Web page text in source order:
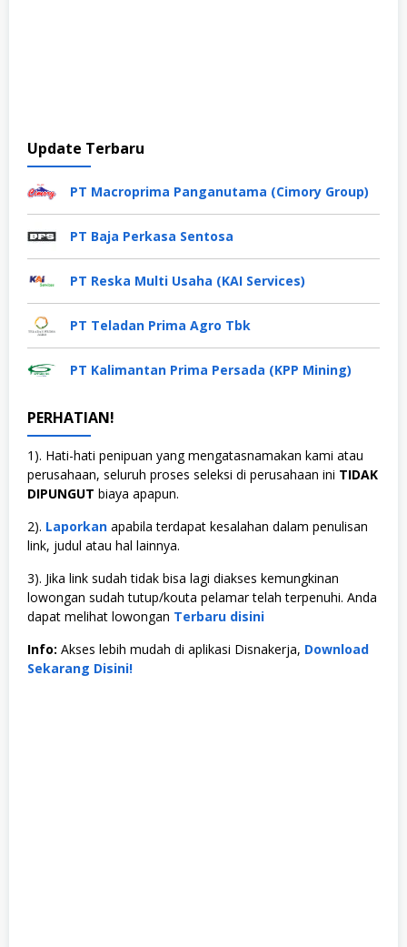
Update Terbaru
PT Macroprima Panganutama (Cimory Group)
PT Baja Perkasa Sentosa
PT Reska Multi Usaha (KAI Services)
PT Teladan Prima Agro Tbk
PT Kalimantan Prima Persada (KPP Mining)
PERHATIAN!
1). Hati-hati penipuan yang mengatasnamakan kami atau
perusahaan, seluruh proses seleksi di perusahaan ini TIDAK
DIPUNGUT biaya apapun.
2). Laporkan apabila terdapat kesalahan dalam penulisan
link, judul atau hal lainnya.
3). Jika link sudah tidak bisa lagi diakses kemungkinan
lowongan sudah tutup/kouta pelamar telah terpenuhi. Anda
dapat melihat lowongan Terbaru disini
Info: Akses lebih mudah di aplikasi Disnakerja, Download
Sekarang Disini!